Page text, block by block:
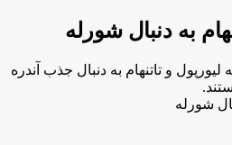
به دنبال شورله
و تاتنهام به دنبال جذب آندره
شورله